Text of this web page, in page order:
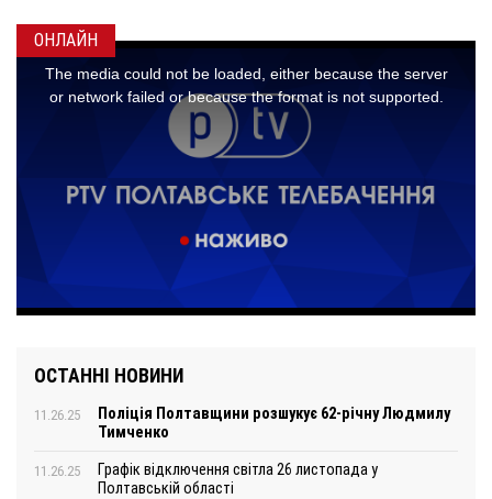
ОНЛАЙН
ОСТАННІ НОВИНИ
11.26.25
Поліція Полтавщини розшукує 62-річну Людмилу
Тимченко
11.26.25
Графік відключення світла 26 листопада у
Полтавській області